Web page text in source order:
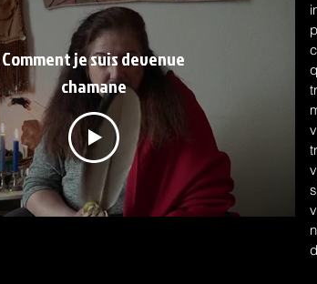
Comment je suis devenue
chamane